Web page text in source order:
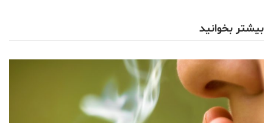
بیشتر بخوانید